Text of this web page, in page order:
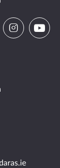
VisitVisit